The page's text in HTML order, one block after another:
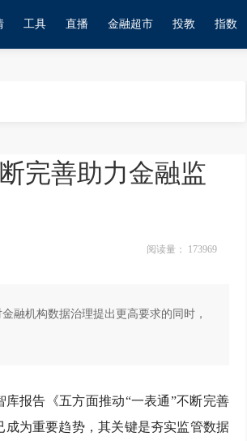
工具 直播 金融超市 投教 指数
完善助力金融监
阅读量： 173969
融机构数据治理提出更高要求的同时，
报告《五方面推动“一表通”不断完善
成为重要趋势，其关键是夯实监管数据